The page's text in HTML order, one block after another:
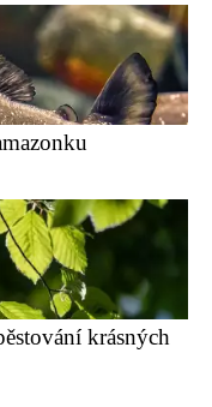
krásných